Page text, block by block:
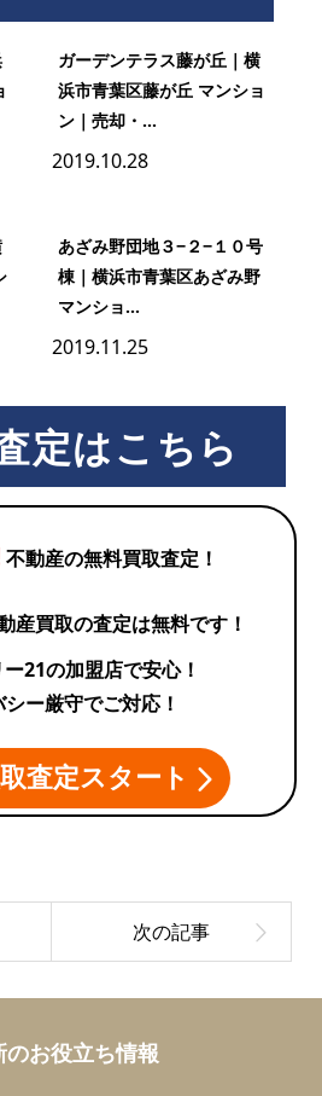
ガーデンテラス藤が丘｜横
浜市青葉区藤が丘 マンショ
ン｜売却・...
2019.10.28
あざみ野団地３−２−１０号
棟｜横浜市青葉区あざみ野
マンショ...
2019.11.25
定はこちら
不動産の無料買取査定！
産買取の査定は無料です！
21の加盟店で安心！
ー厳守でご対応！
査定スタート
お役立ち情報